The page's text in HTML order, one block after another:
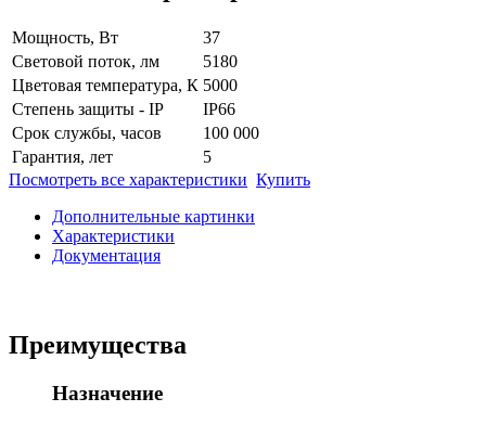
Мощность, Вт
37
Световой поток, лм
5180
Цветовая температура, К 5000
Степень защиты - IP
IP66
Срок службы, часов
100 000
Гарантия, лет
5
Посмотреть все характеристики Купить
Дополнительные картинки
Характеристики
Документация
Преимущества
Назначение